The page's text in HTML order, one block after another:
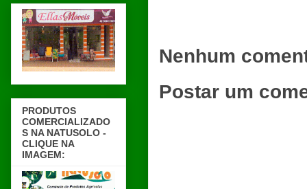
Nenhum
Postar um
PRODUTOS
COMERCIALIZADO
S NA NATUSOLO -
CLIQUE NA
IMAGEM: